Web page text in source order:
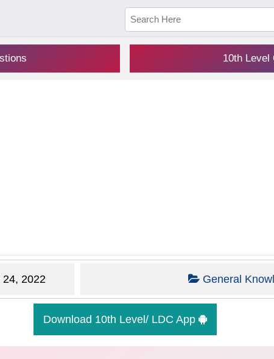
10th Level
24, 2022 General
Download 10th Level/ LDC App